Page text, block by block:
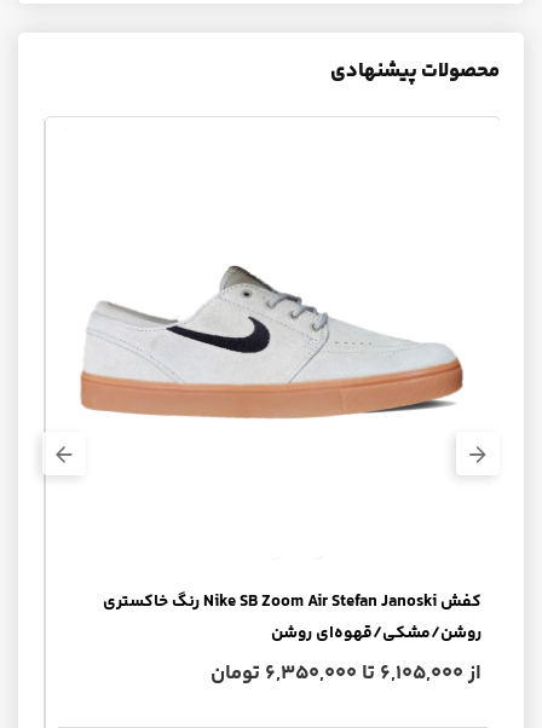
محصولات پیشنهادی
کفش Nike SB Zoom Air Stefan Janoski رنگ خاکستری
روشن/مشکی/قهوه‌ای روشن
از 6,105,000 تا 6,350,000 تومان